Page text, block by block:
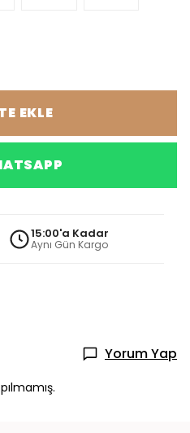
EKLE
15:00'a Kadar
Aynı Gün Kargo
Yorum Yap